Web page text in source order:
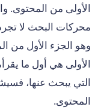
الأولى من
محركات البحث لا
وهو الجزء الأول من
الأولى هي أول ما
التي يبحث عنها،
المحتوى.